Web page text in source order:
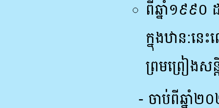
ពីឆ្នាំ១៩៩០
ក្នុងឋាន:ន
ព្រមព្រៀងស
- ចាប់ពីឆ្នាំ២